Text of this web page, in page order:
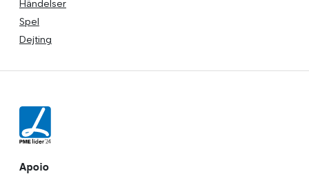
Händelser
Spel
Dejting
Apoio